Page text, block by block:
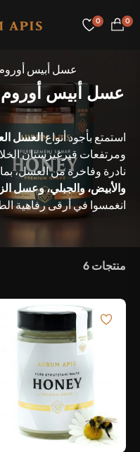
0
عربة
0
عسل أبيس
عسل أبيس أوروم
استمتع بأجود أنواعالعسل
ومرتفعات قيرغيزستان
نادرة وفاخرة من العسل،
والأبيض، والجبلي، وعسل
انغمسوا في أرقى رفاهية
6 منتجات
{##}